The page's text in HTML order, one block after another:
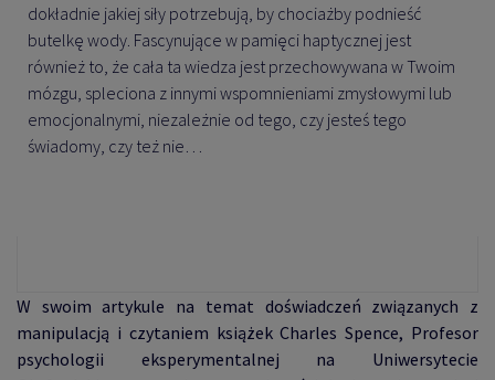
dokładnie jakiej siły potrzebują, by chociażby podnieść
butelkę wody. Fascynujące w pamięci haptycznej jest
również to, że cała ta wiedza jest przechowywana w Twoim
mózgu, spleciona z innymi wspomnieniami zmysłowymi lub
emocjonalnymi, niezależnie od tego, czy jesteś tego
świadomy, czy też nie…
W swoim artykule na temat doświadczeń związanych z
manipulacją i czytaniem książek Charles Spence, Profesor
psychologii eksperymentalnej na Uniwersytecie